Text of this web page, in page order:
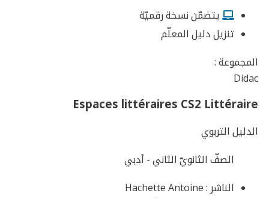
يتضمّن نسخة رقميّة
تنزيل دليل المعلّم
المجموعة :
Didac
Espaces littéraires CS2 Littéraire
الدليل التربوي
الصفّ الثانويّ الثاني - أدبي
الناشر : Hachette Antoine